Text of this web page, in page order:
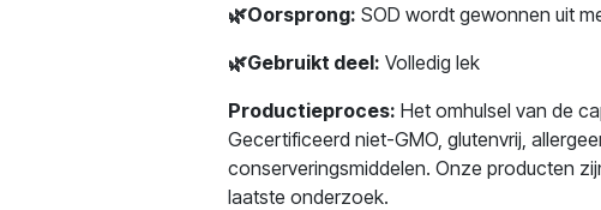
🌿Oorsprong: SOD wordt gewonnen uit
🌿Gebruikt deel: Volledig lek
Productieproces: Het omhulsel van de
Gecertificeerd niet-GMO, glutenvrij,
conserveringsmiddelen. Onze producten
laatste onderzoek.